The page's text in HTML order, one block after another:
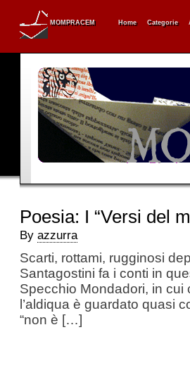
MOMPRACEM Home Categorie
Poesia: I “Versi del
By azzurra
Scarti, rottami, rugginosi
Santagostini fa i conti in
Specchio Mondadori, in cui
l’aldiqua è guardato quasi
“non è […]